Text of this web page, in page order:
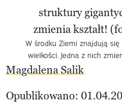
W środku Ziemi znajdują
wielkości. Jedna z nich
Magdalena Salik
Opublikowano: